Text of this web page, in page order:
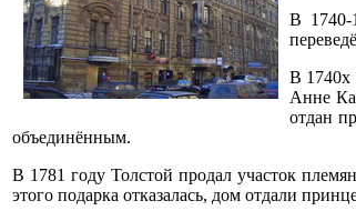
В 1740-
В 1740х
Анне
отдан
объединённым.
В 1781 году Толстой продал участок
этого подарка отказалась, дом отдали